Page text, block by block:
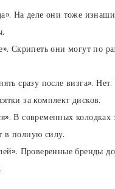
На деле они тоже
Скрипеть они могут по
сразу после визга».
за комплект дисков.
В современных
в полную силу.
Проверенные бренды